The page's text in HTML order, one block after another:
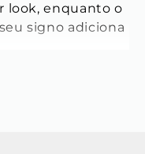
look, enquanto o
signo adiciona